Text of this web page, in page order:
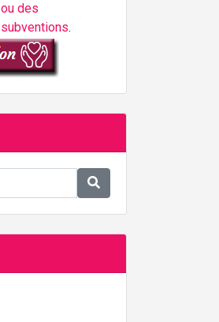
ou des
subventions.